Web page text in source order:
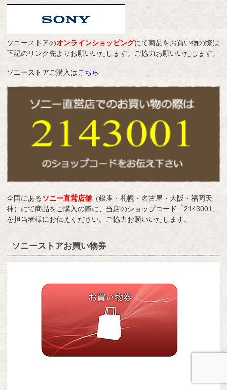
ソニーストアのオンラインショッピングにて商品をお買い物の際は
下記のリンク先よりお願いいたします。ご協力お願いいたします。
ソニーストアご購入はこちら
全国にあるソニー直営店舗 （銀座・札幌・名古屋・大阪・福岡天
神）にて商品をご購入の際に、当店のショップコード「2143001」
を担当者様にお伝えください。ご協力お願いいたします。
ソニーストアお買い物券